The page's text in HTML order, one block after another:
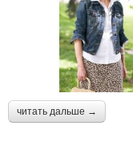
читать дальше →